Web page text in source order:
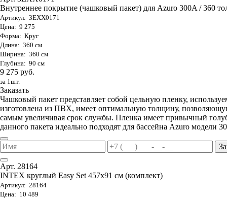
Внутреннее покрытие (чашковый пакет) для Azuro 300A / 360
Артикул: 3EXX0171
Цена: 9 275
Форма: Круг
Длина: 360 см
Ширина: 360 см
Глубина: 90 см
9 275 руб.
за 1шт.
Заказать
Чашковый пакет представляет собой цельную пленку,
изготовлена из ПВХ, имеет оптимальную толщину,
самым увеличивая срок службы. Пленка имеет привычный
данного пакета идеально подходят для бассейна Azuro модели
Арт. 28164
INTEX круглый Easy Set 457х91 см (комплект)
Артикул: 28164
Цена: 10 489